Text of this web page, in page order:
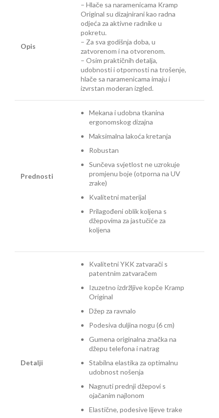
Opis
– Hlače sa naramenicama Kramp
Original su dizajnirani kao radna
odjeća za aktivne radnike u
pokretu.
– Za sva godišnja doba, u
zatvorenom i na otvorenom.
– Osim praktičnih detalja,
udobnosti i otpornosti na trošenje,
hlače sa naramenicama imaju i
izvrstan moderan izgled.
Prednosti
Mekana i udobna tkanina
ergonomskog dizajna
Maksimalna lakoća kretanja
Robustan
Sunčeva svjetlost ne uzrokuje
promjenu boje (otporna na UV
zrake)
Kvalitetni materijal
Prilagođeni oblik koljena s
džepovima za jastučiće za
koljena
Detalji
Kvalitetni YKK zatvarači s
patentnim zatvaračem
Izuzetno izdržljive kopče Kramp
Original
Džep za ravnalo
Podesiva duljina nogu (6 cm)
Gumena originalna značka na
džepu telefona i natrag
Stabilna elastika za optimalnu
udobnost nošenja
Nagnuti prednji džepovi s
ojačanim najlonom
Elastične, podesive lijeve trake